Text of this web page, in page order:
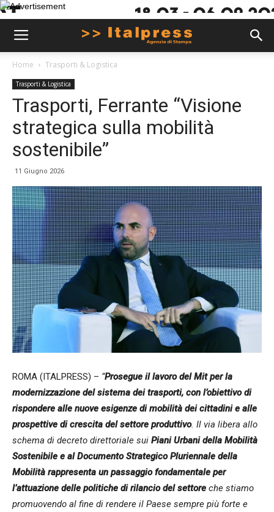
Home Trasporti & Logistica
Trasporti & Logistica
Trasporti, Ferrante “Visione
strategica sulla mobilità
sostenibile”
11 Giugno 2026
ROMA (ITALPRESS) – “Prosegue il lavoro del Mit per la
modernizzazione del sistema dei trasporti, con l’obiettivo di
rispondere alle nuove esigenze di mobilità dei cittadini e alle
prospettive di crescita del settore produttivo. Il via libera allo
schema di decreto direttoriale sui Piani Urbani della Mobilità
Sostenibile e al Documento Strategico Pluriennale della
Mobilità rappresenta un passaggio fondamentale per
l’attuazione delle politiche di rilancio del settore che stiamo
promuovendo al fine di rendere il Paese sempre più forte e